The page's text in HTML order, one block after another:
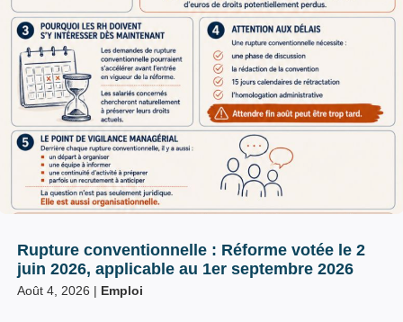
Rupture conventionnelle : Réforme votée le 2
juin 2026, applicable au 1er septembre 2026
Août 4, 2026 | Emploi